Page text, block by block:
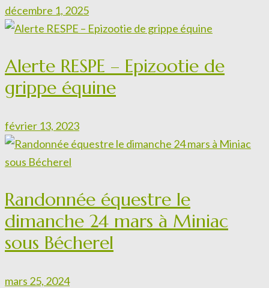
décembre 1, 2025
Alerte RESPE – Epizootie de
grippe équine
février 13, 2023
Randonnée équestre le
dimanche 24 mars à Miniac
sous Bécherel
mars 25, 2024